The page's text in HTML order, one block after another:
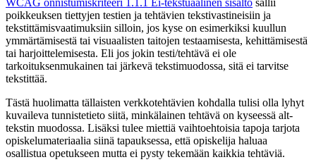
poikkeuksen tiettyjen testien ja tehtävien tekstivastineisiin ja
tekstittämisvaatimuksiin silloin, jos kyse on esimerkiksi kuullun
ymmärtämisestä tai visuaalisten taitojen testaamisesta, kehittämisestä
tai harjoittelemisesta. Eli jos jokin testi/tehtävä ei ole
tarkoituksenmukainen tai järkevä tekstimuodossa, sitä ei tarvitse
tekstittää.
Tästä huolimatta tällaisten verkkotehtävien kohdalla tulisi olla lyhyt
kuvaileva tunnistetieto siitä, minkälainen tehtävä on kyseessä alt-
tekstin muodossa. Lisäksi tulee miettiä vaihtoehtoisia tapoja tarjota
opiskelumateriaalia siinä tapauksessa, että opiskelija haluaa
osallistua opetukseen mutta ei pysty tekemään kaikkia tehtäviä.